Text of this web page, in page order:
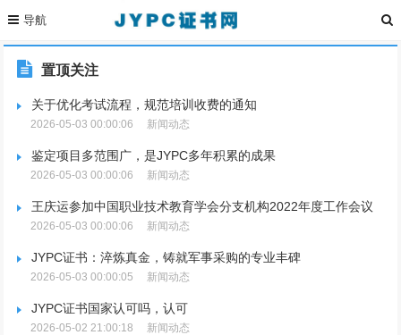
置顶关注
关于优化考试流程，规范培训收费的通知
2026-05-03 00:00:06 新闻动态
鉴定项目多范围广，是JYPC多年积累的成果
2026-05-03 00:00:06 新闻动态
王庆运参加中国职业技术教育学会分支机构2022年度工作会议
2026-05-03 00:00:06 新闻动态
JYPC证书：淬炼真金，铸就军事采购的专业丰碑
2026-05-03 00:00:05 新闻动态
JYPC证书国家认可吗，认可
2026-05-02 21:00:18 新闻动态